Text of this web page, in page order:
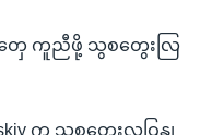
တှေ ကူညီဖို့ သွစတွေးလြ
က သွစတွေးလဝြနျ